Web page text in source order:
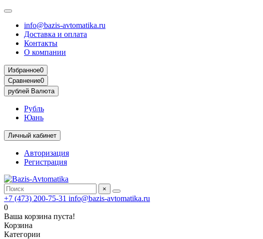
info@bazis-avtomatika.ru
Доставка и оплата
Контакты
О компании
Избранное0
Сравнение0
рублей Валюта
Рубль
Юань
Личный кабинет
Авторизация
Регистрация
×
+7 (473) 200-75-31 info@bazis-avtomatika.ru
0
Ваша корзина пуста!
Корзина
Категории